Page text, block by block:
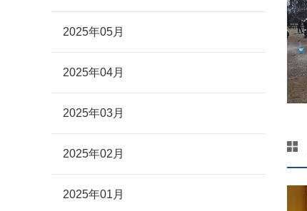
2025年05月
2025年04月
2025年03月
2025年02月
2025年01月